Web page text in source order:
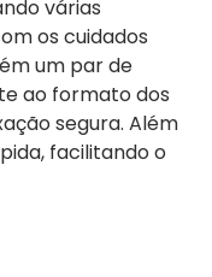
várias
os cuidados
um par de
ao formato dos
segura. Além
facilitando o